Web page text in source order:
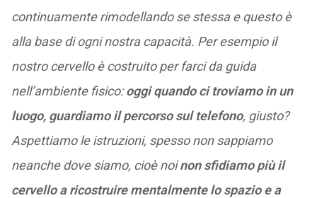
continuamente rimodellando se stessa e questo è
alla base di ogni nostra capacità. Per esempio il
nostro cervello è costruito per farci da guida
nell’ambiente fisico:oggi quando ci troviamo in un
luogo, guardiamo il percorso sul telefono, giusto?
Aspettiamo le istruzioni, spesso non sappiamo
neanche dove siamo, cioè noinon sfidiamo più il
cervello a ricostruire mentalmente lo spazio e a